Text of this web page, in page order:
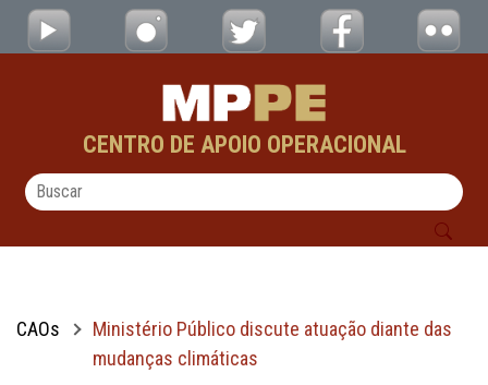
Pular para o Conteúdo principal
Ministério Público discute atuação diante
CENTRO DE APOIO OPERACIONAL
CAOs
Ministério Público discute atuação diante das
mudanças climáticas